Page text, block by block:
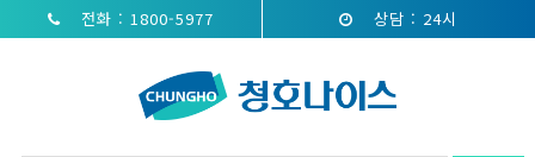
전화 : 1800-5977 상담 : 24시